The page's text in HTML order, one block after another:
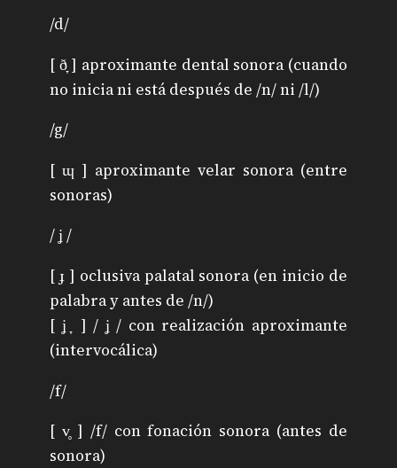
/d/
[ ð̞ ] aproximante dental sonora (cuando
no inicia ni está después de /n/ ni /l/)
/g/
[ ɰ ] aproximante velar sonora (entre
sonoras)
/ ʝ /
[ ɟ ] oclusiva palatal sonora (en inicio de
palabra y antes de /n/)
[ ʝ ̞ ] / ʝ / con realización aproximante
(intervocálica)
/f/
[ v̥ ] /f/ con fonación sonora (antes de
sonora)